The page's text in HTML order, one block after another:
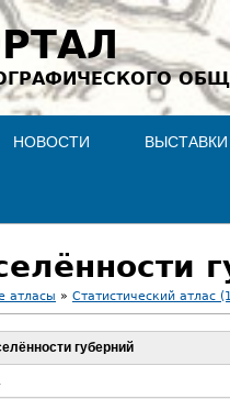
НОВОСТИ ВЫСТАВКИ
атласы » Статистический атлас
губерний